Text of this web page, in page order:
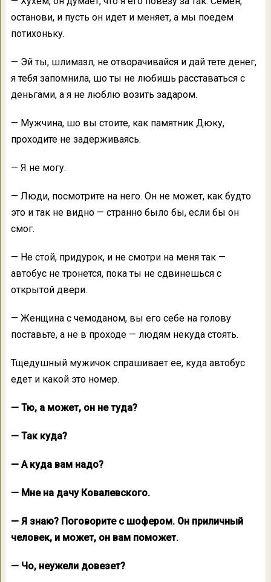
останови, и пусть он идет и меняет, а мы поедем
потихоньку.
— Эй ты, шлимазл, не отворачивайся и дай тете денег,
я тебя запомнила, шо ты не любишь расставаться с
деньгами, а я не люблю возить задаром.
— Мужчина, шо вы стоите, как памятник Дюку,
проходите не задерживаясь.
— Я не могу.
— Люди, посмотрите на него. Он не может, как будто
это и так не видно — странно было бы, если бы он
смог.
— Не стой, придурок, и не смотри на меня так —
автобус не тронется, пока ты не сдвинешься с
открытой двери.
— Женщина с чемоданом, вы его себе на голову
поставьте, а не в проходе — людям некуда стоять.
Тщедушный мужичок спрашивает ее, куда автобус
едет и какой это номер.
— Тю, а может, он не туда?
— Так куда?
— А куда вам надо?
— Мне на дачу Ковалевского.
— Я знаю? Поговорите с шофером. Он приличный
человек, и может, он вам поможет.
— Чо, неужели довезет?